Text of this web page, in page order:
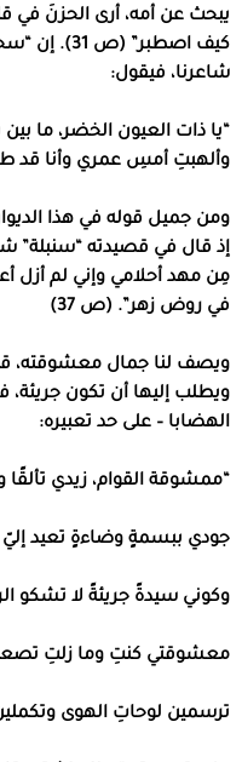
يبحث عن أمه، أرى الحزنَ في
كيف اصطبر”
شاعرنا، فيقول:
“يا ذات العيون الخضر، ما
وألهبتِ أمسِ عمري وأنا قد
ومن جميل قوله في هذا
إذ قال في قصيدته “سنبلة”
مِن مهد أحلامي وإني لم أزل
في روض زهر”. (ص 37)
ويصف لنا جمال معشوقته،
ويطلب إليها أن تكون
الهضابا – على حد تعبيره:
“ممشوقة القوام، زيدي تألقًا
جودي ببسمةٍ وضاءةٍ تعيد إليّ
وكوني سيدةً جريئةً لا تشكو
معشوقتي كنتِ وما زلتِ
ترسمين لوحاتِ الهوى